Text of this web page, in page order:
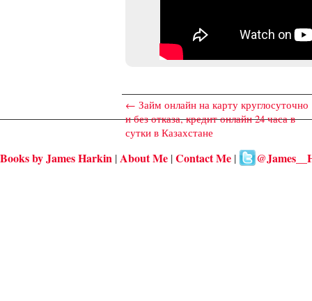
← Займ онлайн на карту круглосуточно
и без отказа, кредит онлайн 24 часа в
сутки в Казахстане
Books by James Harkin About Me Contact Me